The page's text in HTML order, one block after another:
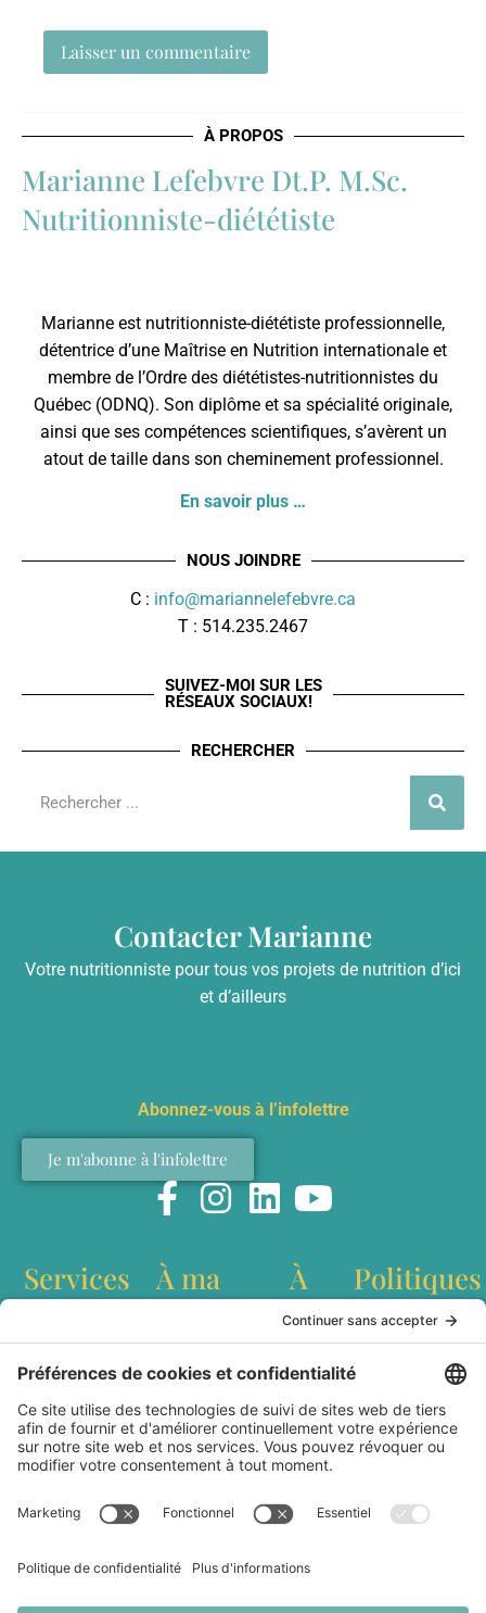
À PROPOS
Marianne Lefebvre Dt.P. M.Sc.
Nutritionniste-diététiste
Marianne est nutritionniste-diététiste professionnelle,
détentrice d’une Maîtrise en Nutrition internationale et
membre de l’Ordre des diététistes-nutritionnistes du
Québec (ODNQ). Son diplôme et sa spécialité originale,
ainsi que ses compétences scientifiques, s’avèrent un
atout de taille dans son cheminement professionnel.
En savoir plus …
NOUS JOINDRE
C : info@mariannelefebvre.ca
T : 514.235.2467
SUIVEZ-MOI SUR LES
RÉSEAUX SOCIAUX!
RECHERCHER
Contacter Marianne
Votre nutritionniste pour tous vos projets de nutrition d’ici
et d’ailleurs
Abonnez-vous à l’infolettre
Je m'abonne à l'infolettre
Services
interculturelles
Ateliers de
Création de
contenu
Station
culinaire
À ma
Baladodiffusion
Websérie
Articles
À
propos
Marianne
Lefebvre?
Livre Dans les
cuisines du
Partenaires
Contact
Politiques
Politique de
confidentialité
Conditions
d'utilisation
Livraison et
Politique de
remboursement